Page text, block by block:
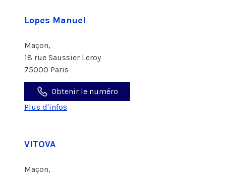
Lopes Manuel
Maçon,
18 rue Saussier Leroy
75000 Paris
Obtenir le numéro
Plus d'infos
VITOVA
Maçon,